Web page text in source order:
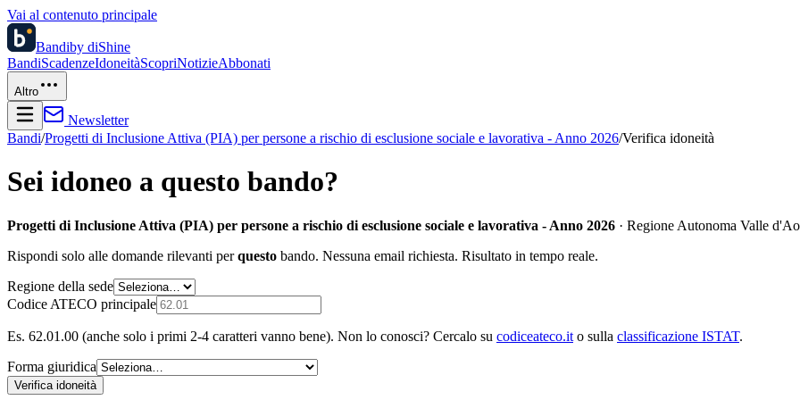
Vai al contenuto principale
Bandiby diShine
BandiScadenzeIdoneitàScopriNotizieAbbonati
Altro
Newsletter
Bandi/Progetti di Inclusione Attiva (PIA) per persone a rischio di esclusione sociale e lavorativa - Anno 2026/Verifica idoneità
Sei idoneo a questo bando?
Progetti di Inclusione Attiva (PIA) per persone a rischio di esclusione sociale e lavorativa - Anno 2026 · Regione Autonoma Valle
Rispondi solo alle domande rilevanti perquesto bando. Nessuna email richiesta. Risultato in tempo reale.
Regione della sede
Codice ATECO principale
Es. 62.01.00 (anche solo i primi 2-4 caratteri vanno bene). Non lo conosci? Cercalo su codiceateco.it o sulla classificazione ISTAT.
Forma giuridica
Verifica idoneità